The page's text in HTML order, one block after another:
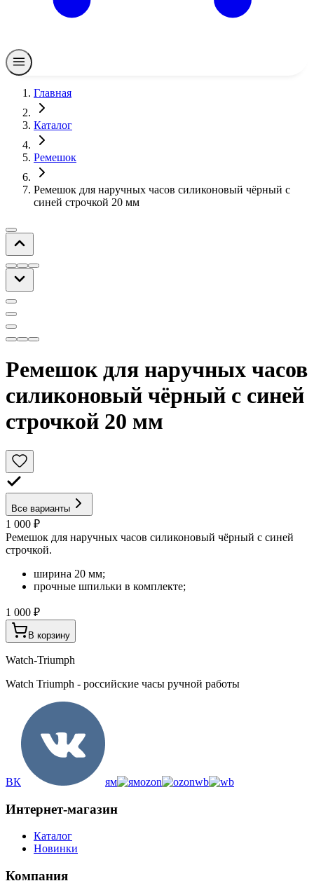
Главная
Каталог
Ремешок
Ремешок для наручных часов силиконовый чёрный с
синей строчкой 20 мм
Ремешок для наручных часов
силиконовый чёрный с синей
строчкой 20 мм
Все варианты
1 000 ₽
Ремешок для наручных часов силиконовый чёрный с синей
строчкой.
ширина 20 мм;
прочные шпильки в комплекте;
1 000 ₽
В корзину
Watch-Triumph
Watch Triumph - российские часы ручной работы
ВК ям ozon wb
Интернет-магазин
Каталог
Новинки
Компания